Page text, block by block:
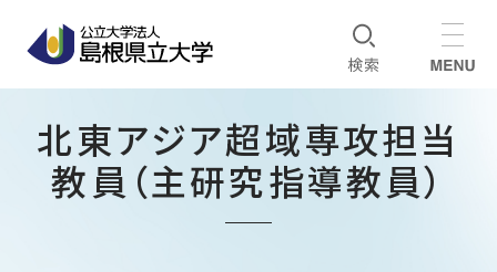
北東アジア超域専攻担当
教員（主研究指導教員）